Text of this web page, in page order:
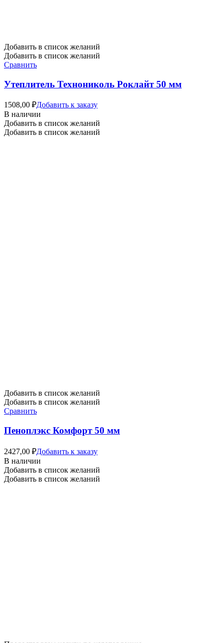
Добавить в список желаний
Добавить в список желаний
Сравнить
Утеплитель Технониколь Роклайт 50 мм
1508,00 ₽Добавить к заказу
В наличии
Добавить в список желаний
Добавить в список желаний
Добавить в список желаний
Добавить в список желаний
Сравнить
Пеноплэкс Комфорт 50 мм
2427,00 ₽Добавить к заказу
В наличии
Добавить в список желаний
Добавить в список желаний